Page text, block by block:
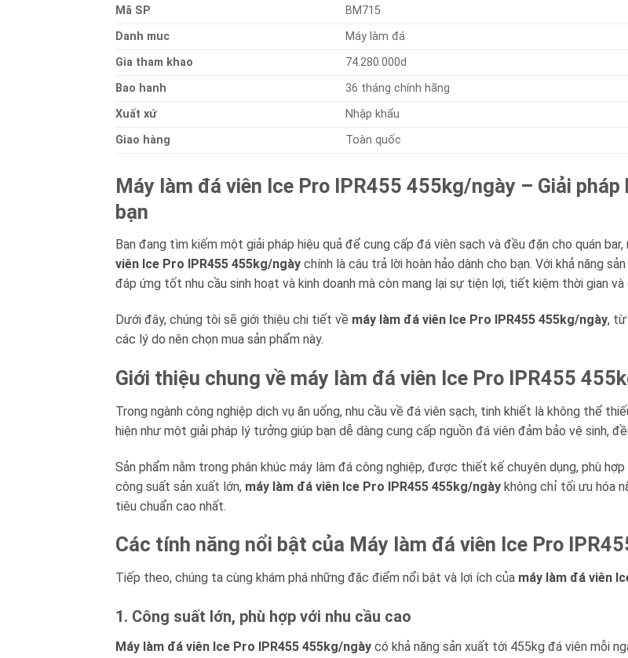
Mã SP
BM715
Danh muc
Máy làm đá
Gia tham khao
74.280.000d
Bao hanh
36 tháng chính hãng
Xuất xứ
Nhập khẩu
Giao hàng
Toàn quốc
Máy làm đá viên Ice Pro IPR455 455kg/ngày – Giải
bạn
Bạn đang tìm kiếm một giải pháp hiệu quả để cung cấp đá viên sạch và đều đặn cho quán
viên Ice Pro IPR455 455kg/ngày chính là câu trả lời hoàn hảo dành cho bạn. Với khả năng
đáp ứng tốt nhu cầu sinh hoạt và kinh doanh mà còn mang lại sự tiện lợi, tiết kiệm thời gian và
Dưới đây, chúng tôi sẽ giới thiệu chi tiết về máy làm đá viên Ice Pro IPR455 455kg/ngày, từ
các lý do nên chọn mua sản phẩm này.
Giới thiệu chung về máy làm đá viên Ice Pro IPR455
Trong ngành công nghiệp dịch vụ ăn uống, nhu cầu về đá viên sạch, tinh khiết là không thể
hiện như một giải pháp lý tưởng giúp bạn dễ dàng cung cấp nguồn đá viên đảm bảo vệ sinh,
Sản phẩm nằm trong phân khúc máy làm đá công nghiệp, được thiết kế chuyên dụng, phù
công suất sản xuất lớn, máy làm đá viên Ice Pro IPR455 455kg/ngày không chỉ tối ưu hóa
tiêu chuẩn cao nhất.
Các tính năng nổi bật của Máy làm đá viên Ice Pro
Tiếp theo, chúng ta cùng khám phá những đặc điểm nổi bật và lợi ích của máy làm đá viên
1. Công suất lớn, phù hợp với nhu cầu cao
Máy làm đá viên Ice Pro IPR455 455kg/ngày có khả năng sản xuất tới 455kg đá viên mỗi